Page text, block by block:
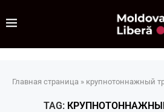
Главная страница » крупнотоннажный
TAG: